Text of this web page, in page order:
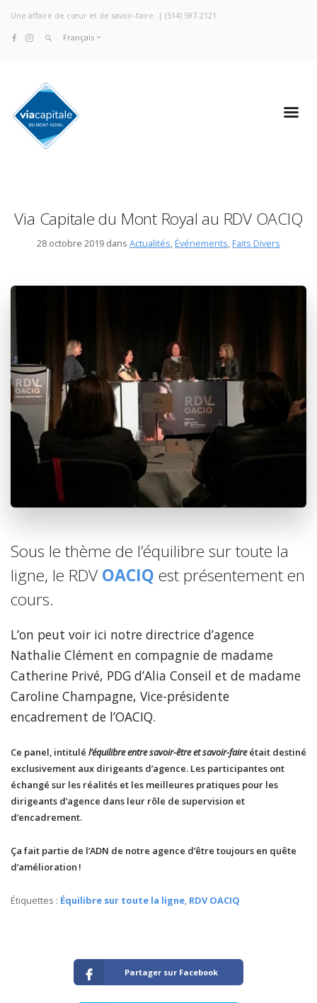
Une affaire de cœur et de savoir-faire. | (514) 597-2121
Français
Via Capitale du Mont Royal au RDV OACIQ
28 octobre 2019 dans Actualités, Événements, Faits Divers
Sous le thème de l’équilibre sur toute la
ligne, le RDV OACIQ est présentement en
cours.
L’on peut voir ici notre directrice d’agence
Nathalie Clément en compagnie de madame
Catherine Privé, PDG d’Alia Conseil et de madame
Caroline Champagne, Vice-présidente
encadrement de l’OACIQ.
Ce panel, intitulé l’équilibre entre savoir-être et savoir-faireétait destiné
exclusivement aux dirigeants d’agence. Les participantes ont
échangé sur les réalités et les meilleures pratiques pour les
dirigeants d’agence dans leur rôle de supervision et
d’encadrement.
Ça fait partie de l’ADN de notre agence d’être toujours en quête
d’amélioration !
Étiquettes : Équilibre sur toute la ligne, RDV OACIQ
Partager sur Facebook